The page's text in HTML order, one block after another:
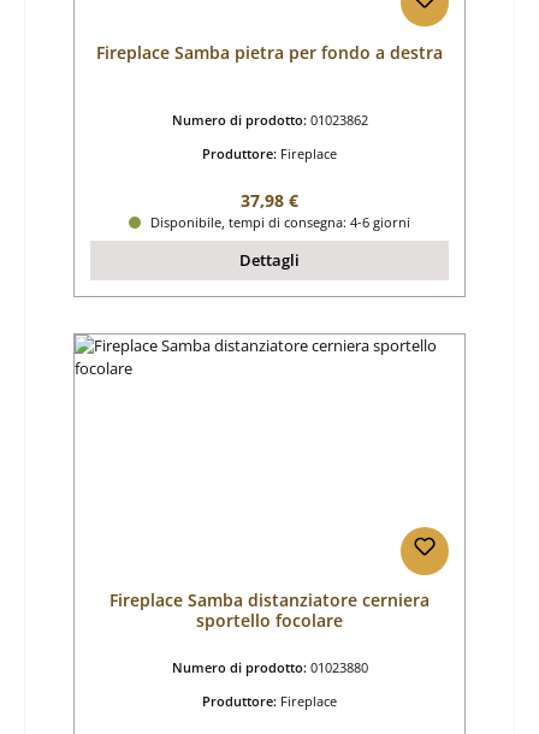
Fireplace Samba pietra per fondo a destra
Numero di prodotto: 01023862
Produttore: Fireplace
Prezzo normale:
37,98 €
Disponibile, tempi di consegna: 4-6 giorni
Dettagli
Fireplace Samba distanziatore cerniera
sportello focolare
Numero di prodotto: 01023880
Produttore: Fireplace